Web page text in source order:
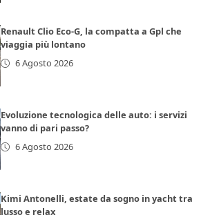
Renault Clio Eco-G, la compatta a Gpl che
viaggia più lontano
6 Agosto 2026
Evoluzione tecnologica delle auto: i servizi
vanno di pari passo?
6 Agosto 2026
Kimi Antonelli, estate da sogno in yacht tra
lusso e relax